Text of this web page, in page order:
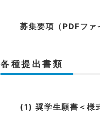
募集要項（PDFファ
各種提出書類
(1) 奨学生願書＜